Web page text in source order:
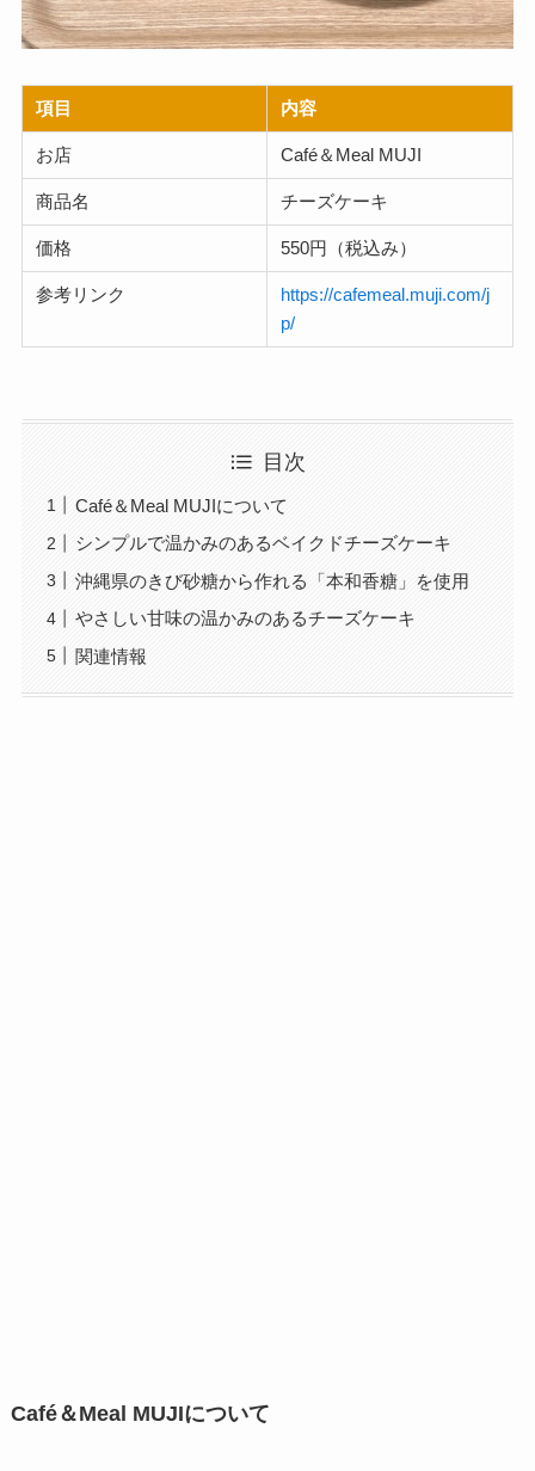
項目 内容
お店 Café＆Meal MUJI
商品名 チーズケーキ
価格 550円（税込み）
参考リンク
https://cafemeal.muji.com/j
p/
目次
Café＆Meal MUJIについて
シンプルで温かみのあるベイクドチーズケーキ
沖縄県のきび砂糖から作れる「本和香糖」を使用
やさしい甘味の温かみのあるチーズケーキ
関連情報
Café＆Meal MUJIについて